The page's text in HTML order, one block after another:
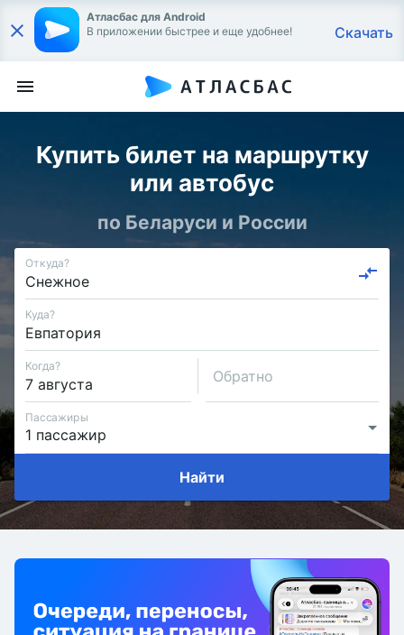
Атласбас для Android
В приложении быстрее и еще удобнее!
Скачать
Купить билет на маршрутку
или автобус
по Беларуси и России
Откуда?
Куда?
Когда?
Обратно
Пассажиры
Найти